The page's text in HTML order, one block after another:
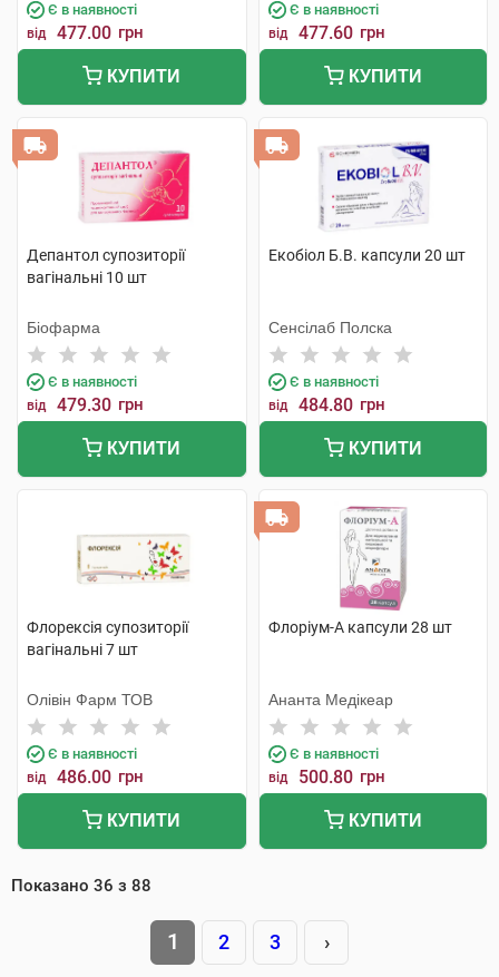
Є в наявності
від 477.00 грн
КУПИТИ
Є в наявності
від 477.60 грн
КУПИТИ
Депантол супозиторії
вагінальні 10 шт
Біофарма
Є в наявності
від 479.30 грн
КУПИТИ
Екобіол Б.В. капсули 20 шт
Сенсілаб Полска
Є в наявності
від 484.80 грн
КУПИТИ
Флорексія супозиторії
вагінальні 7 шт
Олівін Фарм ТОВ
Є в наявності
від 486.00 грн
КУПИТИ
Флоріум-А капсули 28 шт
Ананта Медікеар
Є в наявності
від 500.80 грн
КУПИТИ
Показано 36 з 88
1 2 3 ›